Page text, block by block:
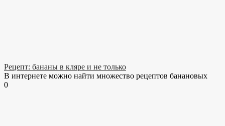
Рецепт: бананы в кляре и не только
В интернете можно найти множество рецептов банановых
0